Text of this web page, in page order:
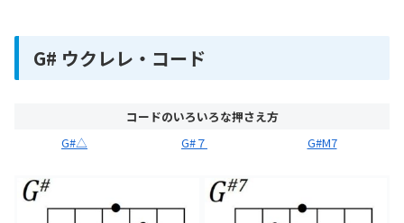
G# ウクレレ・コード
コードのいろいろな押さえ方
G#△
G#７ G#M7